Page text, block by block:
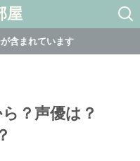
屋
含まれています
？声優は？